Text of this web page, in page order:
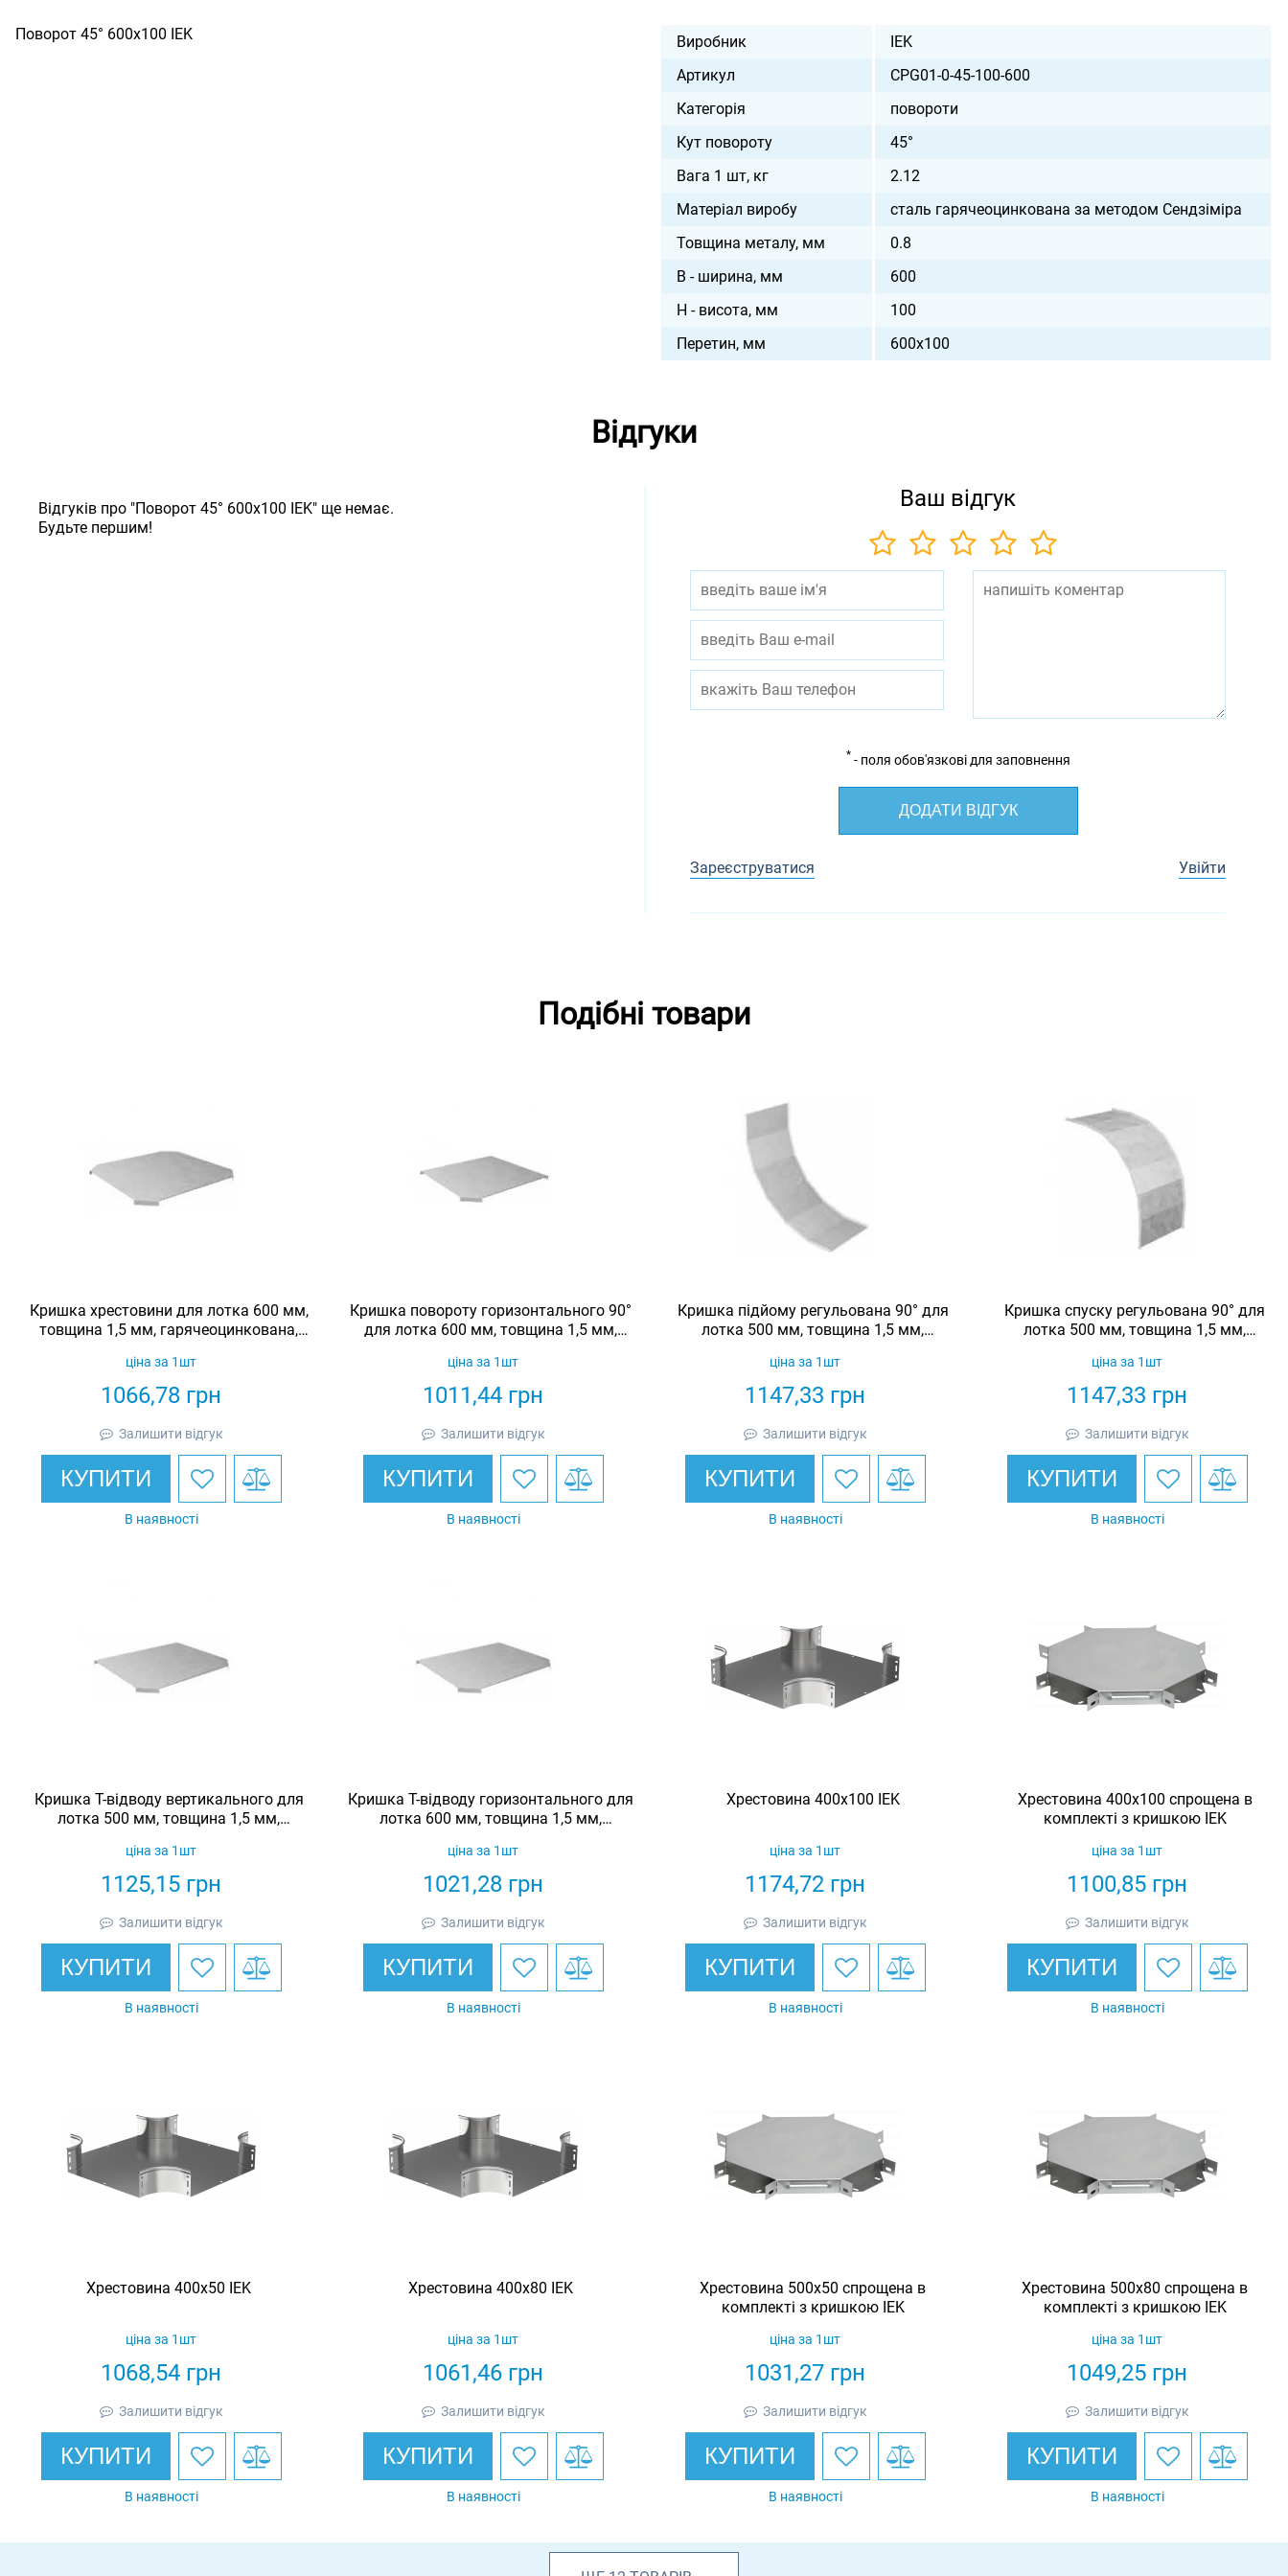
Поворот 45° 600х100 IEK Виробник
IEK
Артикул
CPG01-0-45-100-600
Категорія
повороти
Кут повороту
45°
Вага 1 шт, кг
2.12
Матеріал виробу
сталь гарячеоцинкована за методом Сендзіміра
Товщина металу, мм
0.8
B - ширина, мм
600
H - висота, мм
100
Перетин, мм
600х100
Відгуки
Відгуків про "Поворот 45° 600х100 IEK" ще немає.
Будьте першим!
Ваш відгук
* - поля обов'язкові для заповнення
ДОДАТИ ВІДГУК
Зареєструватися Увійти
Подібні товари
Кришка хрестовини для лотка 600 мм,
товщина 1,5 мм, гарячеоцинкована,
1066,78 грн
ціна за 1шт
Залишити відгук
КУПИТИ
В наявності
Кришка повороту горизонтального 90°
для лотка 600 мм, товщина 1,5 мм,
1011,44 грн
ціна за 1шт
Залишити відгук
КУПИТИ
В наявності
Кришка підйому регульована 90° для
лотка 500 мм, товщина 1,5 мм,
1147,33 грн
ціна за 1шт
Залишити відгук
КУПИТИ
В наявності
Кришка спуску регульована 90° для
лотка 500 мм, товщина 1,5 мм,
1147,33 грн
ціна за 1шт
Залишити відгук
КУПИТИ
В наявності
Кришка Т-відводу вертикального для
лотка 500 мм, товщина 1,5 мм,
1125,15 грн
ціна за 1шт
Залишити відгук
КУПИТИ
В наявності
Кришка Т-відводу горизонтального для
лотка 600 мм, товщина 1,5 мм,
1021,28 грн
ціна за 1шт
Залишити відгук
КУПИТИ
В наявності
Хрестовина 400х100 IEK
1174,72 грн
ціна за 1шт
Залишити відгук
КУПИТИ
В наявності
Хрестовина 400х100 спрощена в
комплекті з кришкою IEK
1100,85 грн
ціна за 1шт
Залишити відгук
КУПИТИ
В наявності
Хрестовина 400х50 IEK
1068,54 грн
ціна за 1шт
Залишити відгук
КУПИТИ
В наявності
Хрестовина 400х80 IEK
1061,46 грн
ціна за 1шт
Залишити відгук
КУПИТИ
В наявності
Хрестовина 500х50 спрощена в
комплекті з кришкою IEK
1031,27 грн
ціна за 1шт
Залишити відгук
КУПИТИ
В наявності
Хрестовина 500х80 спрощена в
комплекті з кришкою IEK
1049,25 грн
ціна за 1шт
Залишити відгук
КУПИТИ
В наявності